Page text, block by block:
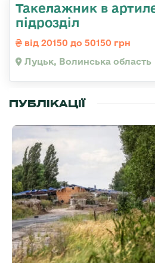
Такелажник в
підрозділ
від 20150 до 50150 грн
Луцьк, Волинська область
ПУБЛІКАЦІЇ